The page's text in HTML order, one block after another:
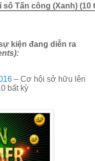
Tấn công (Xanh) (10
kiện đang diễn ra
– Cơ hội sở hữu lên
bất kỳ